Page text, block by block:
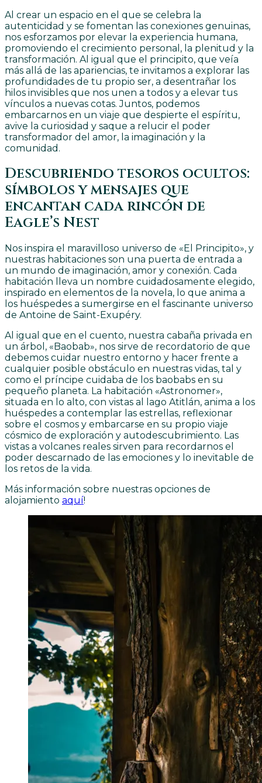
Al crear un espacio en el que se celebra la
autenticidad y se fomentan las conexiones genuinas,
nos esforzamos por elevar la experiencia humana,
promoviendo el crecimiento personal, la plenitud y la
transformación. Al igual que el principito, que veía
más allá de las apariencias, te invitamos a explorar las
profundidades de tu propio ser, a desentrañar los
hilos invisibles que nos unen a todos y a elevar tus
vínculos a nuevas cotas. Juntos, podemos
embarcarnos en un viaje que despierte el espíritu,
avive la curiosidad y saque a relucir el poder
transformador del amor, la imaginación y la
comunidad.
Descubriendo tesoros ocultos:
símbolos y mensajes que
encantan cada rincón de
Eagle’s Nest
Nos inspira el maravilloso universo de «El Principito», y
nuestras habitaciones son una puerta de entrada a
un mundo de imaginación, amor y conexión. Cada
habitación lleva un nombre cuidadosamente elegido,
inspirado en elementos de la novela, lo que anima a
los huéspedes a sumergirse en el fascinante universo
de Antoine de Saint-Exupéry.
Al igual que en el cuento, nuestra cabaña privada en
un árbol, «Baobab», nos sirve de recordatorio de que
debemos cuidar nuestro entorno y hacer frente a
cualquier posible obstáculo en nuestras vidas, tal y
como el príncipe cuidaba de los baobabs en su
pequeño planeta. La habitación «Astronomer»,
situada en lo alto, con vistas al lago Atitlán, anima a los
huéspedes a contemplar las estrellas, reflexionar
sobre el cosmos y embarcarse en su propio viaje
cósmico de exploración y autodescubrimiento. Las
vistas a volcanes reales sirven para recordarnos el
poder descarnado de las emociones y lo inevitable de
los retos de la vida.
Más información sobre nuestras opciones de
alojamiento aquí!